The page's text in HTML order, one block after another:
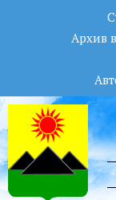
Архив